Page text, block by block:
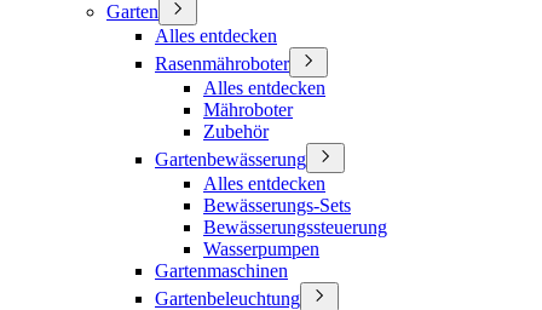
Garten
Alles entdecken
Rasenmähroboter
Alles entdecken
Mähroboter
Zubehör
Gartenbewässerung
Alles entdecken
Bewässerungs-Sets
Bewässerungssteuerung
Wasserpumpen
Gartenmaschinen
Gartenbeleuchtung